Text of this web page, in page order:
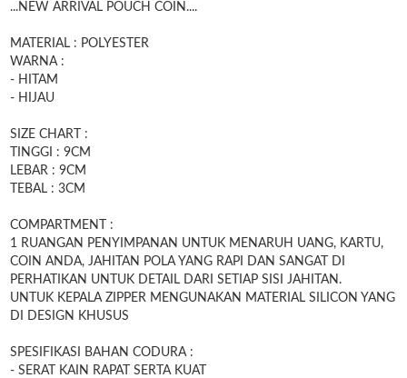
...NEW ARRIVAL POUCH COIN....
MATERIAL : POLYESTER
WARNA :
- HITAM
- HIJAU
SIZE CHART :
TINGGI : 9CM
LEBAR : 9CM
TEBAL : 3CM
COMPARTMENT :
1 RUANGAN PENYIMPANAN UNTUK MENARUH UANG, KARTU,
COIN ANDA, JAHITAN POLA YANG RAPI DAN SANGAT DI
PERHATIKAN UNTUK DETAIL DARI SETIAP SISI JAHITAN.
UNTUK KEPALA ZIPPER MENGUNAKAN MATERIAL SILICON YANG
DI DESIGN KHUSUS
SPESIFIKASI BAHAN CODURA :
- SERAT KAIN RAPAT SERTA KUAT